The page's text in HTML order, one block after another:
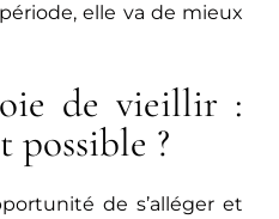
elle va de mieux
de vieillir :
possible ?
de s’alléger et